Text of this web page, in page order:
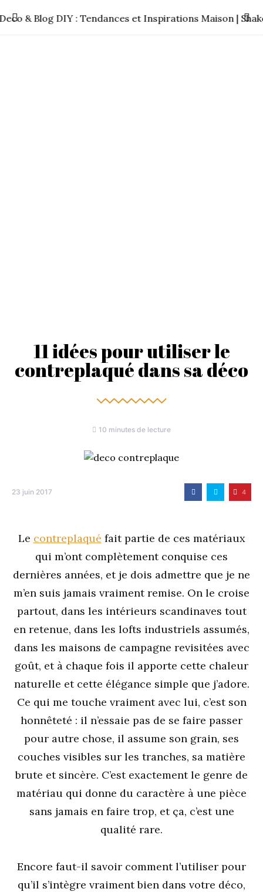
11 idées pour utiliser le
contreplaqué dans sa déco
10 minutes de lecture
23 juin 2017 4
Le contreplaqué fait partie de ces matériaux
qui m’ont complètement conquise ces
dernières années, et je dois admettre que je ne
m’en suis jamais vraiment remise. On le croise
partout, dans les intérieurs scandinaves tout
en retenue, dans les lofts industriels assumés,
dans les maisons de campagne revisitées avec
goût, et à chaque fois il apporte cette chaleur
naturelle et cette élégance simple que j’adore.
Ce qui me touche vraiment avec lui, c’est son
honnêteté : il n’essaie pas de se faire passer
pour autre chose, il assume son grain, ses
couches visibles sur les tranches, sa matière
brute et sincère. C’est exactement le genre de
matériau qui donne du caractère à une pièce
sans jamais en faire trop, et ça, c’est une
qualité rare.
Encore faut-il savoir comment l’utiliser pour
qu’il s’intègre vraiment bien dans votre déco,